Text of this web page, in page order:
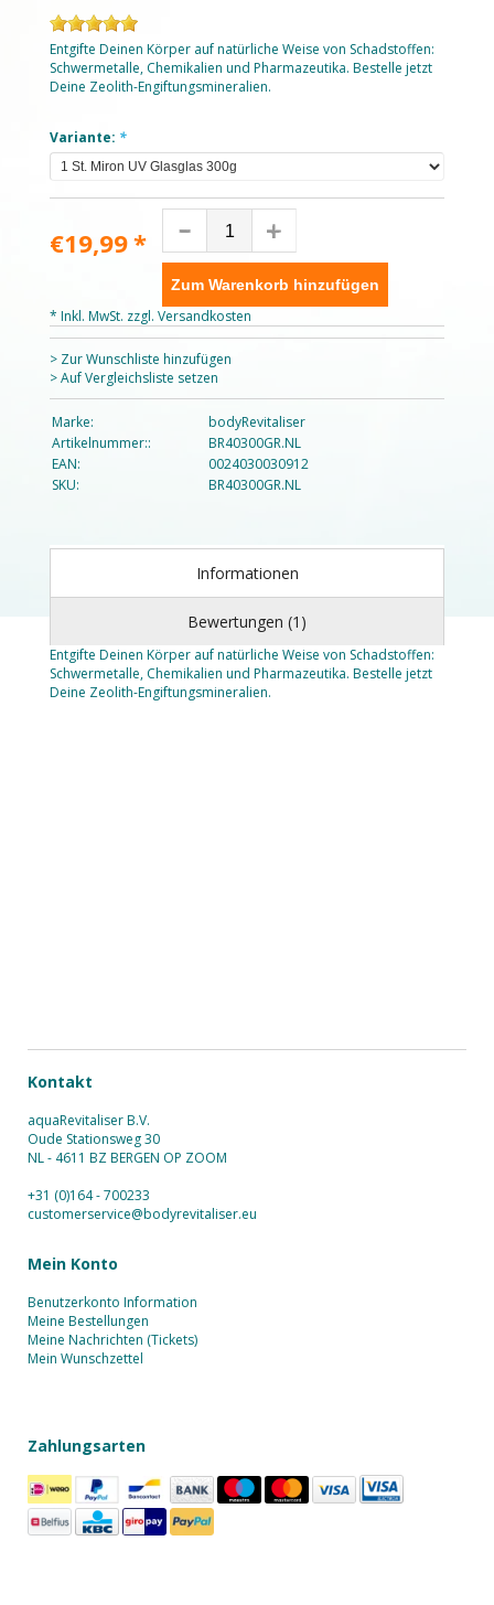
Entgifte Deinen Körper auf natürliche Weise von Schadstoffen:
Schwermetalle, Chemikalien und Pharmazeutika. Bestelle jetzt
Deine Zeolith-Engiftungsmineralien.
Variante: *
€19,99*
Zum Warenkorb hinzufügen
* Inkl. MwSt. zzgl. Versandkosten
> Zur Wunschliste hinzufügen
> Auf Vergleichsliste setzen
Marke:
bodyRevitaliser
Artikelnummer::
BR40300GR.NL
EAN:
0024030030912
SKU:
BR40300GR.NL
Informationen
Bewertungen (1)
Entgifte Deinen Körper auf natürliche Weise von Schadstoffen:
Schwermetalle, Chemikalien und Pharmazeutika. Bestelle jetzt
Deine Zeolith-Engiftungsmineralien.
Kontakt
aquaRevitaliser B.V.
Oude Stationsweg 30
NL - 4611 BZ BERGEN OP ZOOM
+31 (0)164 - 700233
customerservice@bodyrevitaliser.eu
Mein Konto
Benutzerkonto Information
Meine Bestellungen
Meine Nachrichten (Tickets)
Mein Wunschzettel
Zahlungsarten